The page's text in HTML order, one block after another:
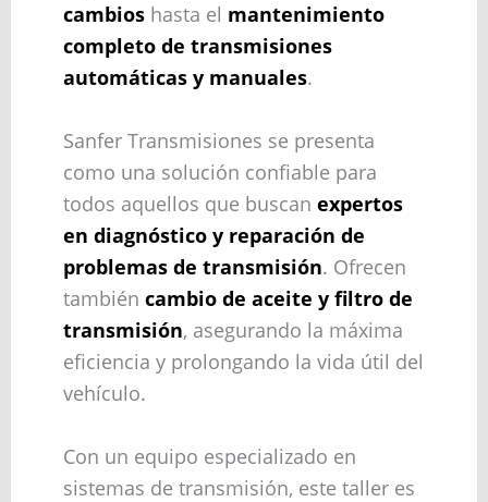
cambioshasta el mantenimiento
completo de transmisiones
automáticas y manuales.
Sanfer Transmisiones se presenta
como una solución confiable para
todos aquellos que buscan expertos
en diagnóstico y reparación de
problemas de transmisión. Ofrecen
también cambio de aceite y filtro de
transmisión, asegurando la máxima
eficiencia y prolongando la vida útil del
vehículo.
Con un equipo especializado en
sistemas de transmisión, este taller es